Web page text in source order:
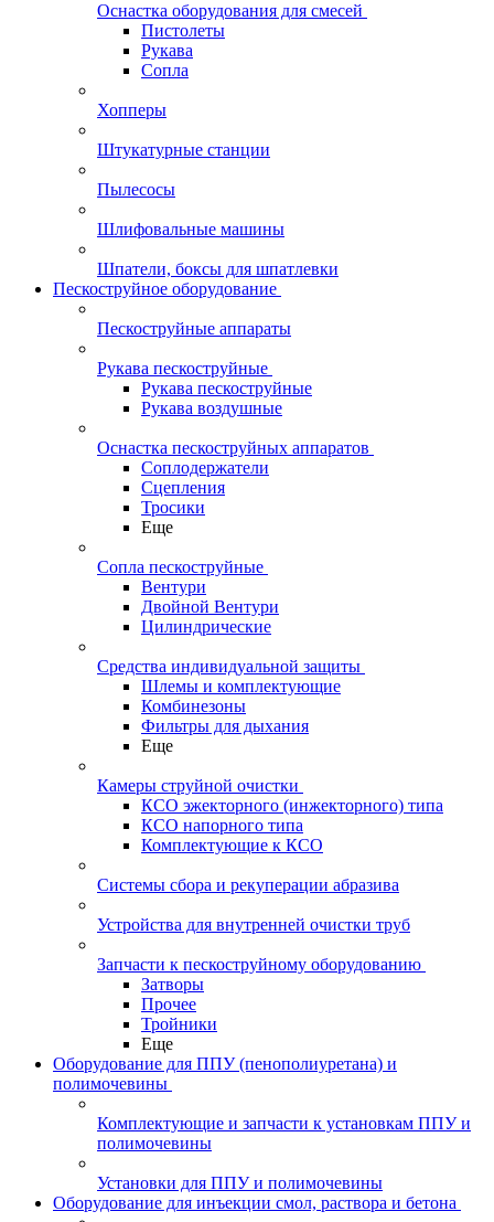
Оснастка оборудования для смесей
Пистолеты
Рукава
Сопла
Хопперы
Штукатурные станции
Пылесосы
Шлифовальные машины
Шпатели, боксы для шпатлевки
Пескоструйное оборудование
Пескоструйные аппараты
Рукава пескоструйные
Рукава пескоструйные
Рукава воздушные
Оснастка пескоструйных аппаратов
Соплодержатели
Сцепления
Тросики
Еще
Сопла пескоструйные
Вентури
Двойной Вентури
Цилиндрические
Средства индивидуальной защиты
Шлемы и комплектующие
Комбинезоны
Фильтры для дыхания
Еще
Камеры струйной очистки
КСО эжекторного (инжекторного) типа
КСО напорного типа
Комплектующие к КСО
Системы сбора и рекуперации абразива
Устройства для внутренней очистки труб
Запчасти к пескоструйному оборудованию
Затворы
Прочее
Тройники
Еще
Оборудование для ППУ (пенополиуретана) и
полимочевины
Комплектующие и запчасти к установкам ППУ и
полимочевины
Установки для ППУ и полимочевины
Оборудование для инъекции смол, раствора и бетона